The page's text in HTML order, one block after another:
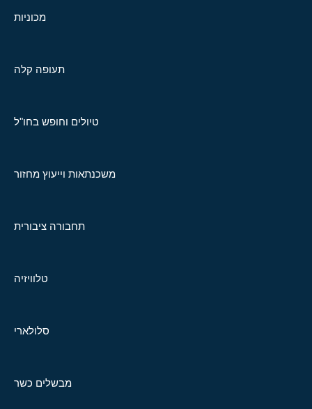
מכוניות
תעופה קלה
טיולים וחופש בחו"ל
משכנתאות וייעוץ מחזור
תחבורה ציבורית
טלוויזיה
סלולארי
מבשלים כשר